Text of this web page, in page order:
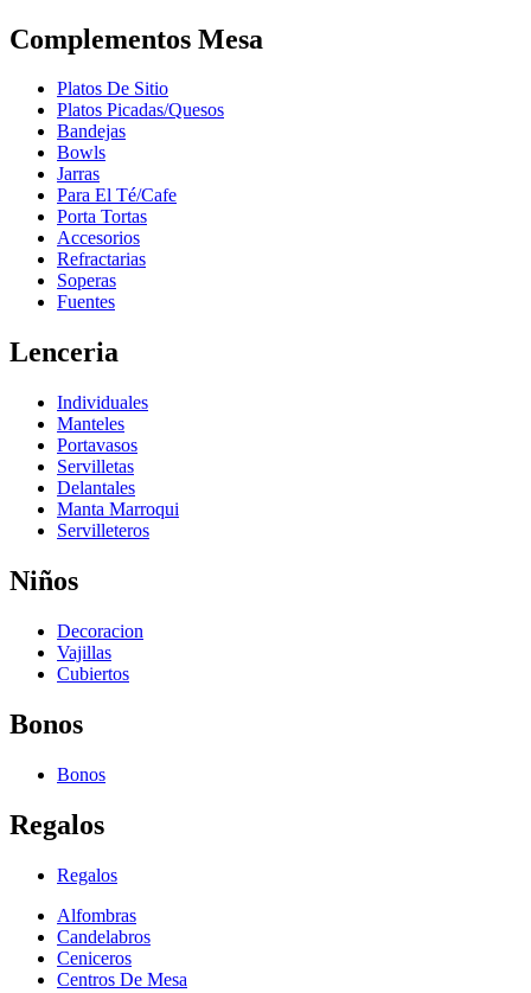
Complementos Mesa
Platos De Sitio
Platos Picadas/Quesos
Bandejas
Bowls
Jarras
Para El Té/Cafe
Porta Tortas
Accesorios
Refractarias
Soperas
Fuentes
Lenceria
Individuales
Manteles
Portavasos
Servilletas
Delantales
Manta Marroqui
Servilleteros
Niños
Decoracion
Vajillas
Cubiertos
Bonos
Bonos
Regalos
Regalos
Alfombras
Candelabros
Ceniceros
Centros De Mesa